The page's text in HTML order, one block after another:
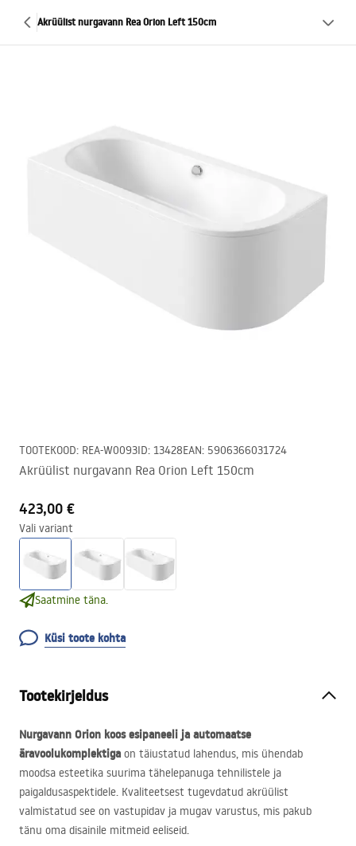
Akrüülist nurgavann Rea Orion Left 150cm
TOOTEKOOD: REA-W0093ID: 13428EAN: 5906366031724
Akrüülist nurgavann Rea Orion Left 150cm
423,00 €
Vali variant
Saatmine täna.
Küsi toote kohta
Tootekirjeldus
Nurgavann Orion koos esipaneeli ja automaatse
äravoolukomplektiga on täiustatud lahendus, mis ühendab
moodsa esteetika suurima tähelepanuga tehnilistele ja
paigaldusaspektidele. Kvaliteetsest tugevdatud akrüülist
valmistatud see on vastupidav ja mugav varustus, mis pakub
tänu oma disainile mitmeid eeliseid.